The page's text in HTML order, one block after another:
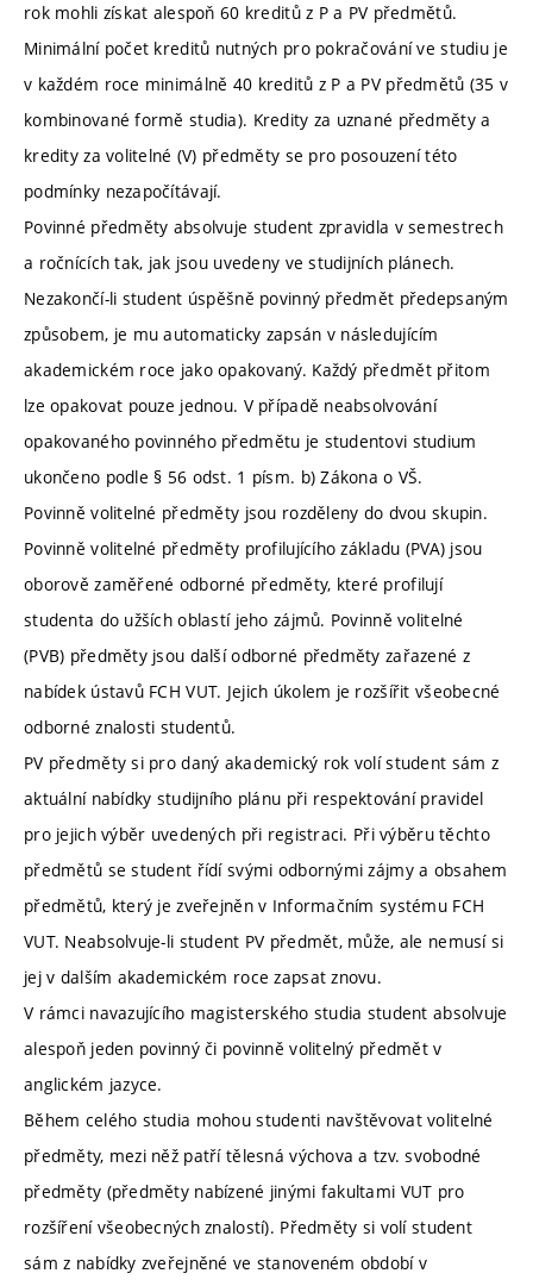
rok mohli získat alespoň 60 kreditů z P a PV předmětů.
Minimální počet kreditů nutných pro pokračování ve studiu je
v každém roce minimálně 40 kreditů z P a PV předmětů (35 v
kombinované formě studia). Kredity za uznané předměty a
kredity za volitelné (V) předměty se pro posouzení této
podmínky nezapočítávají.
Povinné předměty absolvuje student zpravidla v semestrech
a ročnících tak, jak jsou uvedeny ve studijních plánech.
Nezakončí-li student úspěšně povinný předmět předepsaným
způsobem, je mu automaticky zapsán v následujícím
akademickém roce jako opakovaný. Každý předmět přitom
lze opakovat pouze jednou. V případě neabsolvování
opakovaného povinného předmětu je studentovi studium
ukončeno podle § 56 odst. 1 písm. b) Zákona o VŠ.
Povinně volitelné předměty jsou rozděleny do dvou skupin.
Povinně volitelné předměty profilujícího základu (PVA) jsou
oborově zaměřené odborné předměty, které profilují
studenta do užších oblastí jeho zájmů. Povinně volitelné
(PVB) předměty jsou další odborné předměty zařazené z
nabídek ústavů FCH VUT. Jejich úkolem je rozšířit všeobecné
odborné znalosti studentů.
PV předměty si pro daný akademický rok volí student sám z
aktuální nabídky studijního plánu při respektování pravidel
pro jejich výběr uvedených při registraci. Při výběru těchto
předmětů se student řídí svými odbornými zájmy a obsahem
předmětů, který je zveřejněn v Informačním systému FCH
VUT. Neabsolvuje-li student PV předmět, může, ale nemusí si
jej v dalším akademickém roce zapsat znovu.
V rámci navazujícího magisterského studia student absolvuje
alespoň jeden povinný či povinně volitelný předmět v
anglickém jazyce.
Během celého studia mohou studenti navštěvovat volitelné
předměty, mezi něž patří tělesná výchova a tzv. svobodné
předměty (předměty nabízené jinými fakultami VUT pro
rozšíření všeobecných znalostí). Předměty si volí student
sám z nabídky zveřejněné ve stanoveném období v